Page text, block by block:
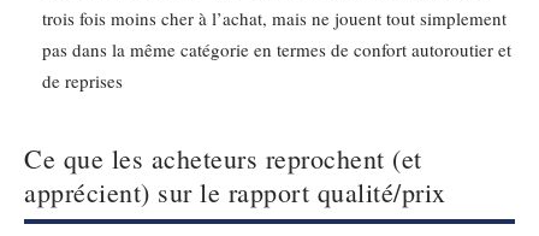
trois fois moins cher à l’achat, mais ne jouent tout simplement
pas dans la même catégorie en termes de confort autoroutier et
de reprises
Ce que les acheteurs reprochent (et
apprécient) sur le rapport qualité/prix